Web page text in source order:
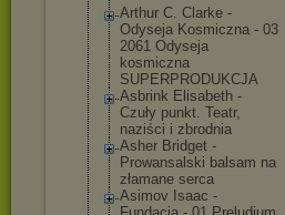
Arthur C. Clarke -
Odyseja Kosmiczna - 03
2061 Odyseja
kosmiczna
SUPERPRODUKCJA
Asbrink Elisabeth -
Czuły punkt. Teatr,
naziści i zbrodnia
Asher Bridget -
Prowansalski balsam na
złamane serca
Asimov Isaac -